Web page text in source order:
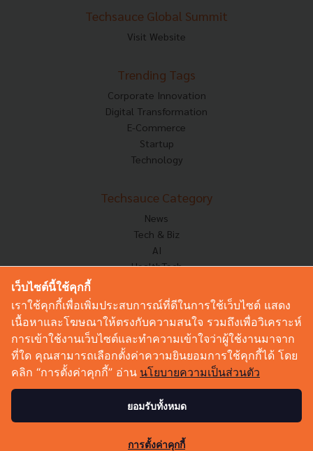
Techsauce Global Summit
Visit Website
Trending Tags
Corporate Innovation
Digital Transformation
E-Commerce
Startup
Technology
Techsauce Category
News
Tech & Biz
AI
HealthTech
Corp Innov
Saucy Thoughts
Sustainable
Videos
Podcast
© Copyright 2026 :Techsauce All rights reserved.
เว็บไซต์นี้ใช้คุกกี้
เราใช้คุกกี้เพื่อเพิ่มประสบการณ์ที่ดีในการใช้เว็บไซต์ แสดง
เนื้อหาและโฆษณาให้ตรงกับความสนใจ รวมถึงเพื่อวิเคราะห์
การเข้าใช้งานเว็บไซต์และทำความเข้าใจว่าผู้ใช้งานมาจาก
ที่ใด คุณสามารถเลือกตั้งค่าความยินยอมการใช้คุกกี้ได้ โดย
คลิก “การตั้งค่าคุกกี้” อ่าน นโยบายความเป็นส่วนตัว
ยอมรับทั้งหมด
การตั้งค่าคุกกี้